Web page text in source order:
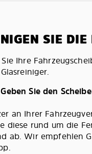
SIE DIE
Ihre
Sie den
an Ihrer
diese rund um die
ab. Wir empfehlen